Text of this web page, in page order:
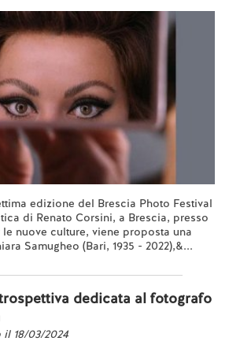
edizione del Brescia Photo Festival
di Renato Corsini, a Brescia, presso
nuove culture, viene proposta una
Samugheo (Bari, 1935 - 2022),&...
dedicata al fotografo
18/03/2024